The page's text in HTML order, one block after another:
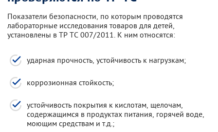
Показатели безопасности, по которым проводятся
лабораторные исследования товаров для детей,
установлены в ТР ТС 007/2011. К ним относятся:
ударная прочность, устойчивость к нагрузкам;
коррозионная стойкость;
устойчивость покрытия к кислотам, щелочам,
содержащимся в продуктах питания, горячей воде,
моющим средствам и т.д.;